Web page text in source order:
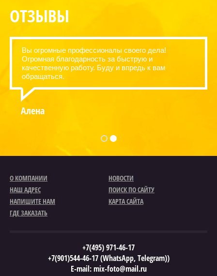
ОТЗЫВЫ
Вы огромные профессионалы своего дела!
Огромная благодарность за быструю и
качественную работу. Буду и впредь к вам
обращаться.
Алена
О КОМПАНИИ
НОВОСТИ
НАШ АДРЕС
ПОИСК ПО САЙТУ
НАПИШИТЕ НАМ
КАРТА САЙТА
ГДЕ ЗАКАЗАТЬ
+7(495) 971-46-17
+7(901)544-46-17 (WhatsApp, Telegram))
E-mail:mix-foto@mail.ru